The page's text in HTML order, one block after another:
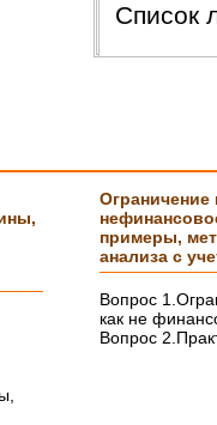
Список
Ограничение
примеры,
анализа с
Вопрос
как не
Вопрос